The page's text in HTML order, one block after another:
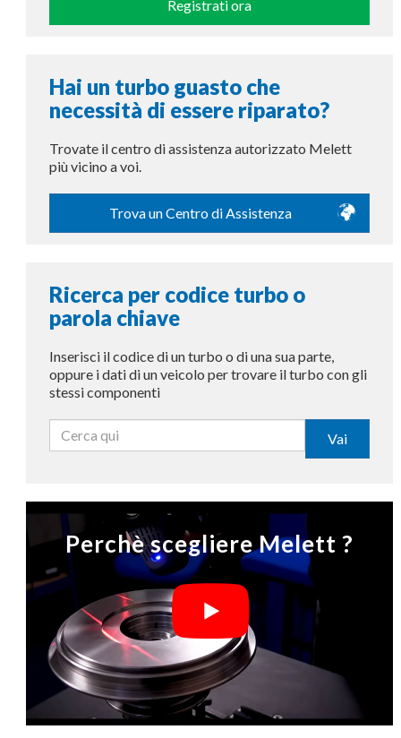
Registrati ora
Hai un turbo guasto che
necessità di essere riparato?
Trovate il centro di assistenza autorizzato Melett
più vicino a voi.
Trova un Centro di Assistenza
Ricerca per codice turbo o
parola chiave
Inserisci il codice di un turbo o di una sua parte,
oppure i dati di un veicolo per trovare il turbo con gli
stessi componenti
Vai
Perchè scegliere Melett ?